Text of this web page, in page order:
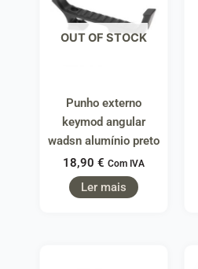
OUT OF STOCK
Punho externo
keymod angular
wadsn alumínio preto
18,90 € Com IVA
Ler mais